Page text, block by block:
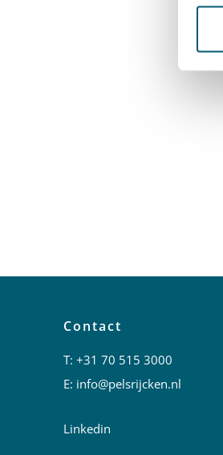
Contact
T:+31 70 515 3000
E: info@pelsrijcken.nl
Linkedin